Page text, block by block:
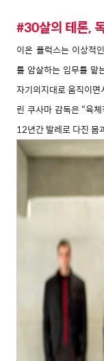
#30살의 테론,
이온 플럭스는 이상적
를 암살하는 임무를 맡
자기의지대로 움직이면
린 쿠사마감독은 “육
12년간 발레로 다진 몸